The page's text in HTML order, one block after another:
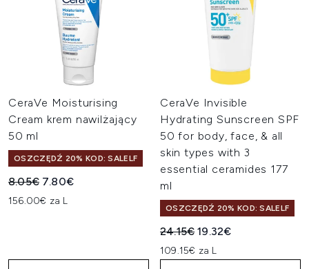
CeraVe Moisturising
Cream krem nawilżający
50 ml
OSZCZĘDŹ 20% KOD: SALELF
Sugerowana cena detaliczna:
8.05€ Aktualna cena:
7.80€
156.00€ za L
CeraVe Invisible
Hydrating Sunscreen SPF
50 for body, face, & all
skin types with 3
essential ceramides 177
ml
OSZCZĘDŹ 20% KOD: SALELF
Sugerowana cena
24.15€Aktualna cena:
19.32€
109.15€ za L